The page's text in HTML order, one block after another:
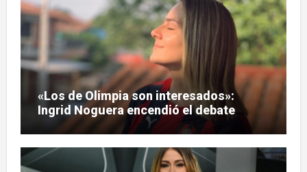
«Los de Olimpia son interesados»:
Ingrid Noguera encendió el debate
sobre las hinchadas